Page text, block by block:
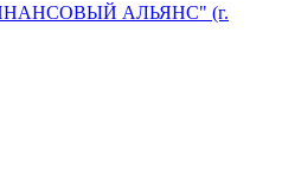
АЛЬЯНС" (г.